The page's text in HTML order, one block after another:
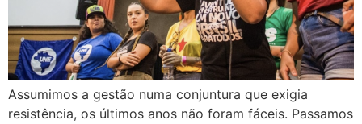
Assumimos a gestão numa conjuntura que exigia
resistência, os últimos anos não foram fáceis. Passamos